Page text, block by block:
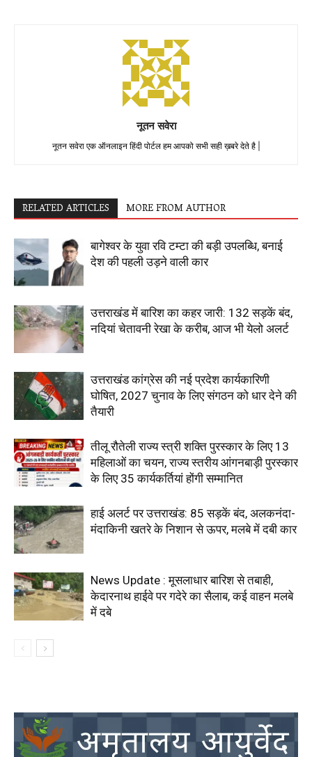
नूतन सवेरा
नूतन सवेरा एक ऑनलाइन हिंदी पोर्टल हम आपको सभी सही ख़बरे देते है |
RELATED ARTICLES MORE FROM AUTHOR
बागेश्वर के युवा रवि टम्टा की बड़ी उपलब्धि, बनाई
देश की पहली उड़ने वाली कार
उत्तराखंड में बारिश का कहर जारी: 132 सड़कें बंद,
नदियां चेतावनी रेखा के करीब, आज भी येलो अलर्ट
उत्तराखंड कांग्रेस की नई प्रदेश कार्यकारिणी
घोषित, 2027 चुनाव के लिए संगठन को धार देने की
तैयारी
तीलू रौतेली राज्य स्त्री शक्ति पुरस्कार के लिए 13
महिलाओं का चयन, राज्य स्तरीय आंगनबाड़ी पुरस्कार
के लिए 35 कार्यकर्तियां होंगी सम्मानित
हाई अलर्ट पर उत्तराखंड: 85 सड़कें बंद, अलकनंदा-
मंदाकिनी खतरे के निशान से ऊपर, मलबे में दबी कार
News Update : मूसलाधार बारिश से तबाही,
केदारनाथ हाईवे पर गदेरे का सैलाब, कई वाहन मलबे
में दबे